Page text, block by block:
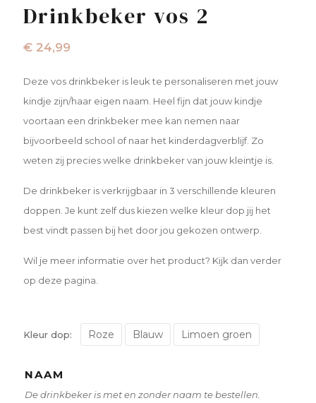
Drinkbeker vos 2
€ 24,99
Deze vos drinkbeker is leuk te personaliseren met jouw
kindje zijn/haar eigen naam. Heel fijn dat jouw kindje
voortaan een drinkbeker mee kan nemen naar
bijvoorbeeld school of naar het kinderdagverblijf. Zo
weten zij precies welke drinkbeker van jouw kleintje is.
De drinkbeker is verkrijgbaar in 3 verschillende kleuren
doppen. Je kunt zelf dus kiezen welke kleur dop jij het
best vindt passen bij het door jou gekozen ontwerp.
Wil je meer informatie over het product? Kijk dan verder
op deze pagina.
Kleur dop: Roze Blauw Limoen groen
NAAM
De drinkbeker is met en zonder naam te bestellen.